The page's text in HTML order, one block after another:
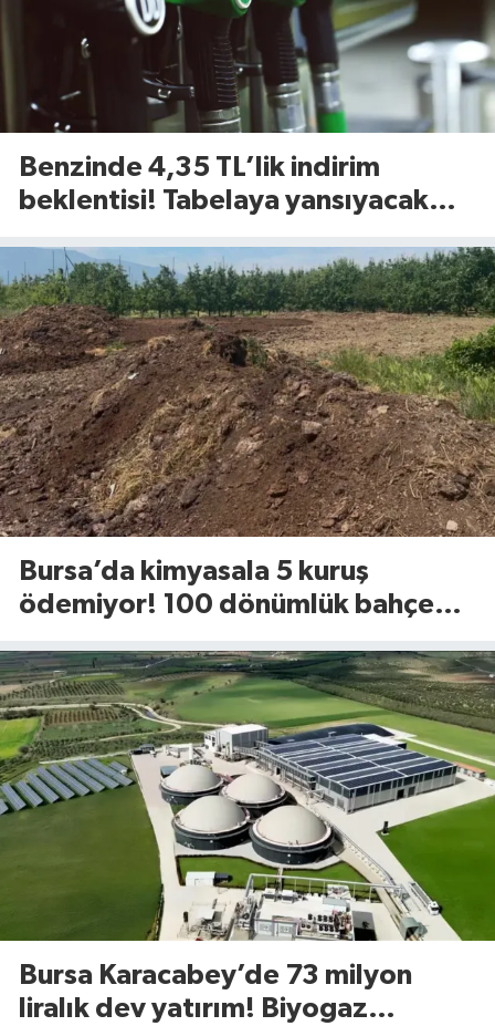
Benzinde 4,35 TL’lik indirim
beklentisi! Tabelaya yansıyacak
Bursa’da kimyasala 5 kuruş
ödemiyor! 100 dönümlük bahçede
Bursa Karacabey’de 73 milyon
liralık dev yatırım! Biyogaz